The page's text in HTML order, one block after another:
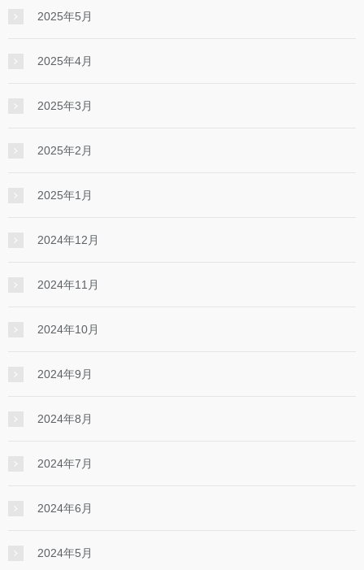
2025年5月
2025年4月
2025年3月
2025年2月
2025年1月
2024年12月
2024年11月
2024年10月
2024年9月
2024年8月
2024年7月
2024年6月
2024年5月